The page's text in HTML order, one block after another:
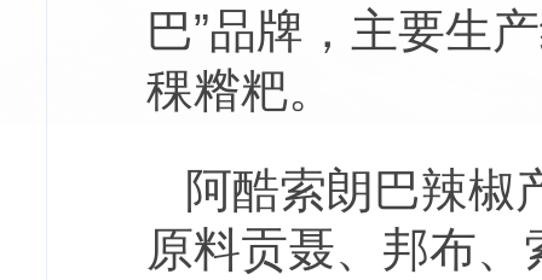
巴”品牌，主要生
稞糌粑。
阿酷索朗巴辣椒
原料贡聂、邦布